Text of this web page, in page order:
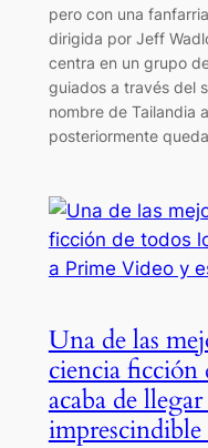
pero con una
dirigida por Jeff
centra en un grupo
guiados a través del
nombre de Tailandia
posteriormente
Una de las
ciencia ficción
acaba de